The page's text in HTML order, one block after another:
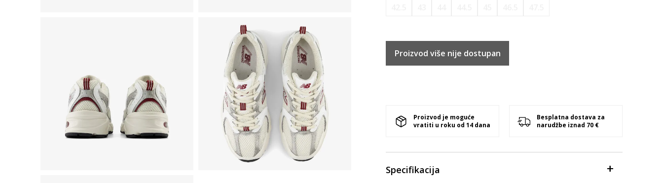
Proizvod više nije dostupan
Proizvod je moguće
vratiti u roku od 14 dana
Besplatna dostava za
narudžbe iznad 70 €
Specifikacija